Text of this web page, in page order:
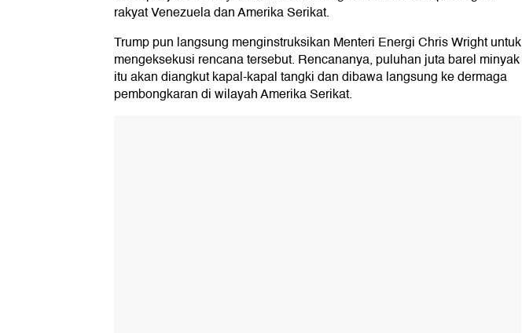
rakyat Venezuela dan Amerika Serikat.
Trump pun langsung menginstruksikan Menteri Energi Chris Wright untuk
mengeksekusi rencana tersebut. Rencananya, puluhan juta barel minyak
itu akan diangkut kapal-kapal tangki dan dibawa langsung ke dermaga
pembongkaran di wilayah Amerika Serikat.